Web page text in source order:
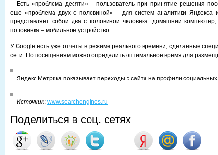
Есть «проблема десяти» – пользователь при принятие решения
еще «проблема двух с половиной» – для систем аналитики Яндекса
представляет собой два с половиной человека: домашний
половинка – мобильное устройство.
У Google есть уже отчеты в режиме реального времени, сделанные
сети. По посещениям можно определить оптимальное время для
Яндекс.Метрика показывает переходы с сайта на профили социальных
Источник: www.searchengines.ru
Поделиться в соц. сетях